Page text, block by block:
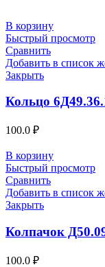
В корзину
Быстрый просмотр
Сравнить
Добавить в список
Закрыть
Кольцо
100.0 ₽
В корзину
Быстрый просмотр
Сравнить
Добавить в список
Закрыть
Колпачок
100.0 ₽